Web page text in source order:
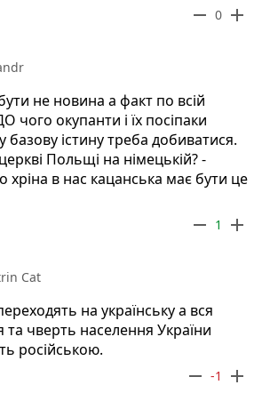
remove 0 add
не новина а факт по всій
чого окупанти і їх посіпаки
істину треба добиватися.
Польщі на німецькій? -
хріна в нас кацанська має бути це
remove 1 add
Cat
на українську а вся
та чверть населення України
російською.
remove -1 add